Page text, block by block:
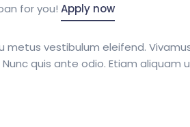
for you!Apply now
metus vestibulum eleifend.
quis ante odio. Etiam aliquam